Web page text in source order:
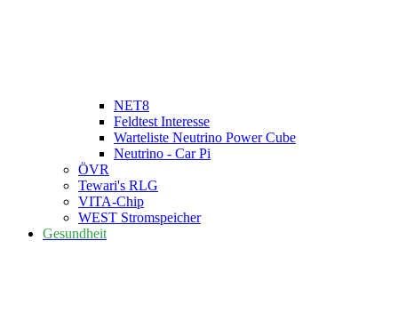
NET8
Feldtest Interesse
Warteliste Neutrino Power Cube
Neutrino - Car Pi
ÖVR
Tewari's RLG
VITA-Chip
WEST Stromspeicher
Gesundheit